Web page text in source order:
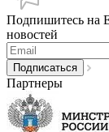
Подпишитесь на
новостей
Партнеры